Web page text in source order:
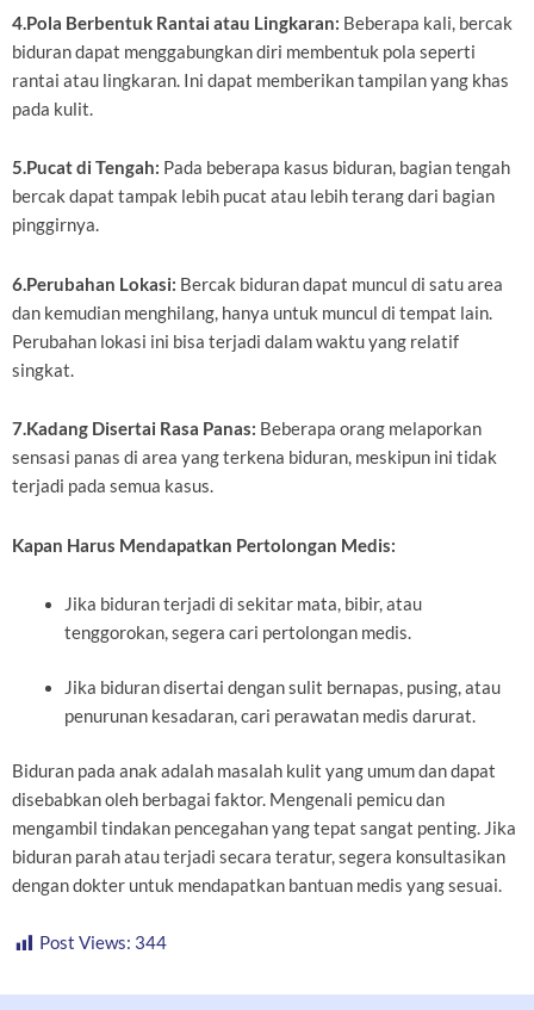
4.Pola Berbentuk Rantai atau Lingkaran: Beberapa kali, bercak
biduran dapat menggabungkan diri membentuk pola seperti
rantai atau lingkaran. Ini dapat memberikan tampilan yang khas
pada kulit.
5.Pucat di Tengah: Pada beberapa kasus biduran, bagian tengah
bercak dapat tampak lebih pucat atau lebih terang dari bagian
pinggirnya.
6.Perubahan Lokasi: Bercak biduran dapat muncul di satu area
dan kemudian menghilang, hanya untuk muncul di tempat lain.
Perubahan lokasi ini bisa terjadi dalam waktu yang relatif
singkat.
7.Kadang Disertai Rasa Panas: Beberapa orang melaporkan
sensasi panas di area yang terkena biduran, meskipun ini tidak
terjadi pada semua kasus.
Kapan Harus Mendapatkan Pertolongan Medis:
Jika biduran terjadi di sekitar mata, bibir, atau
tenggorokan, segera cari pertolongan medis.
Jika biduran disertai dengan sulit bernapas, pusing, atau
penurunan kesadaran, cari perawatan medis darurat.
Biduran pada anak adalah masalah kulit yang umum dan dapat
disebabkan oleh berbagai faktor. Mengenali pemicu dan
mengambil tindakan pencegahan yang tepat sangat penting. Jika
biduran parah atau terjadi secara teratur, segera konsultasikan
dengan dokter untuk mendapatkan bantuan medis yang sesuai.
Post Views: 344